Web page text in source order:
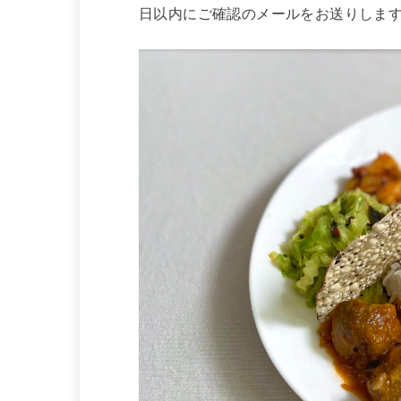
日以内にご確認のメールをお送りしま